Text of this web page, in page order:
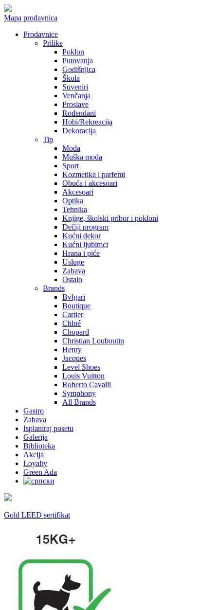
Mapa prodavnica
Prodavnice
Prilike
Poklon
Putovanja
Godišnjica
Škola
Suveniri
Venčanja
Proslave
Rođendani
Hobi/Rekreacija
Dekoracija
Tip
Moda
Muška moda
Sport
Kozmetika i parfemi
Obuća i akcesoari
Akcesoari
Optika
Tehnika
Knjige, školski pribor i pokloni
Dečiji program
Kućni dekor
Kućni ljubimci
Hrana i piće
Usluge
Zabava
Ostalo
Brands
Bvlgari
Boutique
Cartier
Chloé
Chopard
Christian Louboutin
Henry
Jacques
Level Shoes
Louis Vuitton
Roberto Cavalli
Symphony
All Brands
Gastro
Zabava
Isplaniraj posetu
Galerija
Biblioteka
Akcija
Loyalty
Green Ada
Gold LEED sertifikat